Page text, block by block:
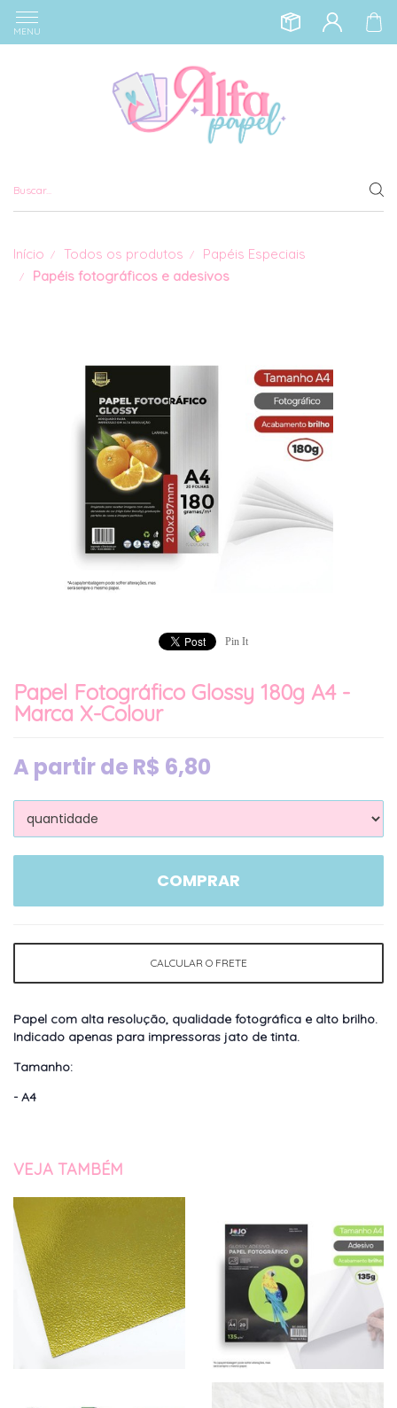
MENU
Início Todos os produtos
Papéis Especiais
Papéis fotográficos e adesivos
Pin It
Papel Fotográfico Glossy 180g A4 -
Marca X-Colour
A partir de R$ 6,80
COMPRAR
CALCULAR O FRETE
Papel com alta resolução, qualidade fotográfica e alto brilho.
Indicado apenas para impressoras jato de tinta.
Tamanho:
- A4
VEJA TAMBÉM